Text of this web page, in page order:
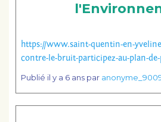
https://www.saint-quentin-en-
contre-le-bruit-participez-au-plan-
Publié il y a 6 anspar